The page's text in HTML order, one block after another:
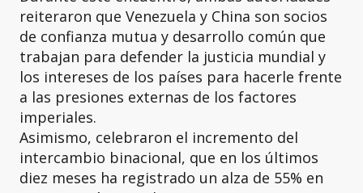
reiteraron que Venezuela y China son socios
de confianza mutua y desarrollo común que
trabajan para defender la justicia mundial y
los intereses de los países para hacerle frente
a las presiones externas de los factores
imperiales.
Asimismo, celebraron el incremento del
intercambio binacional, que en los últimos
diez meses ha registrado un alza de 55% en